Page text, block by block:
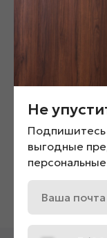
7 200 ₽
Не
Подпишитесь
выгодные